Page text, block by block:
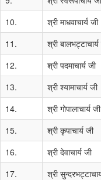
10.
श्री माधवाचार्य जी
11.
श्री
12.
श्री पदमाचार्य जी
13.
श्री श्यामाचार्य जी
14.
श्री गोपालाचार्य जी
15.
श्री कृपाचार्य जी
16.
श्री देवाचार्य जी
17.
श्री